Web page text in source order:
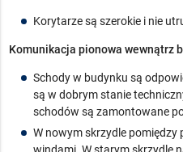
Korytarze są szerokie i nie
Komunikacja pionowa wewnątrz
Schody w budynku są
są w dobrym stanie
schodów są zamontowane
W nowym skrzydle pomiędzy